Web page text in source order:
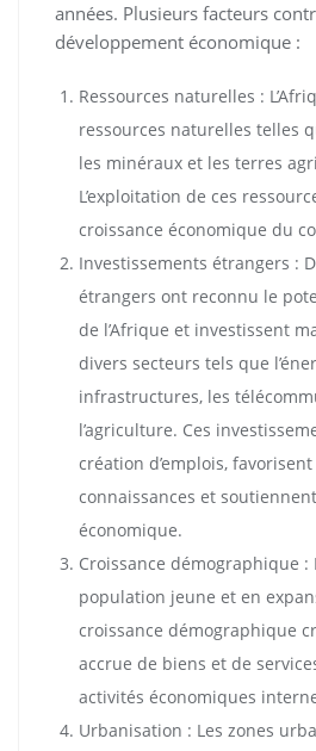
années. Plusieurs facteurs
développement économique :
Ressources naturelles :
ressources naturelles telles
les minéraux et les terres
L’exploitation de ces
croissance économique du
Investissements étrangers :
étrangers ont reconnu le
de l’Afrique et investissent
divers secteurs tels que
infrastructures, les
l’agriculture. Ces
création d’emplois,
connaissances et
économique.
Croissance démographique :
population jeune et en
croissance démographique
accrue de biens et de
activités économiques
Urbanisation : Les zones